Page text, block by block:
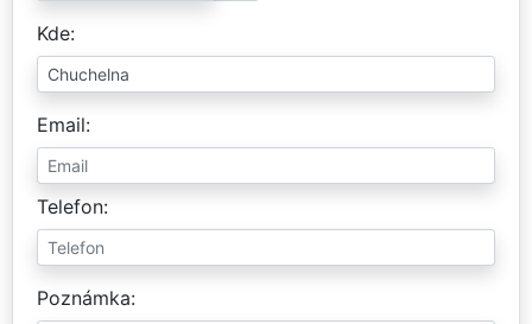
Kde
Email
Telefon
Poznámka